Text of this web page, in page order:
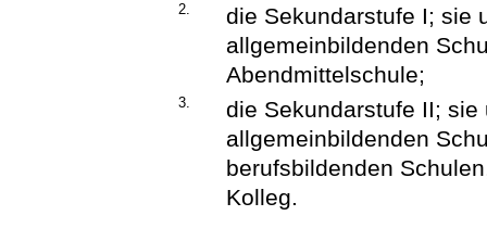
2.
die Sekundarstufe I; sie
allgemeinbildenden
Abendmittelschule;
3.
die Sekundarstufe II;
allgemeinbildenden
berufsbildenden
Kolleg.